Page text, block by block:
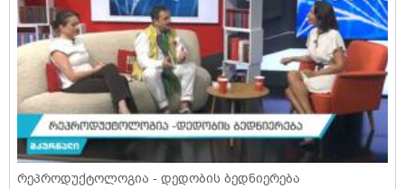
რეპროდუქტოლოგია - დედობის ბედნიერება